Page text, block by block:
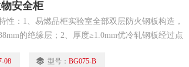
安全柜
性：1、易燃品柜实验室全部双层防火钢板构造，
的绝缘层；2、厚度≥1.0mm优冷轧钢板经过点
08 型号： BG075-B